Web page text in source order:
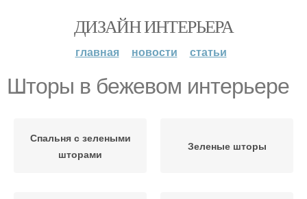
ДИЗАЙН ИНТЕРЬЕРА
главная новости статьи
Шторы в бежевом интерьере
Спальня с зелеными
шторами
Зеленые шторы